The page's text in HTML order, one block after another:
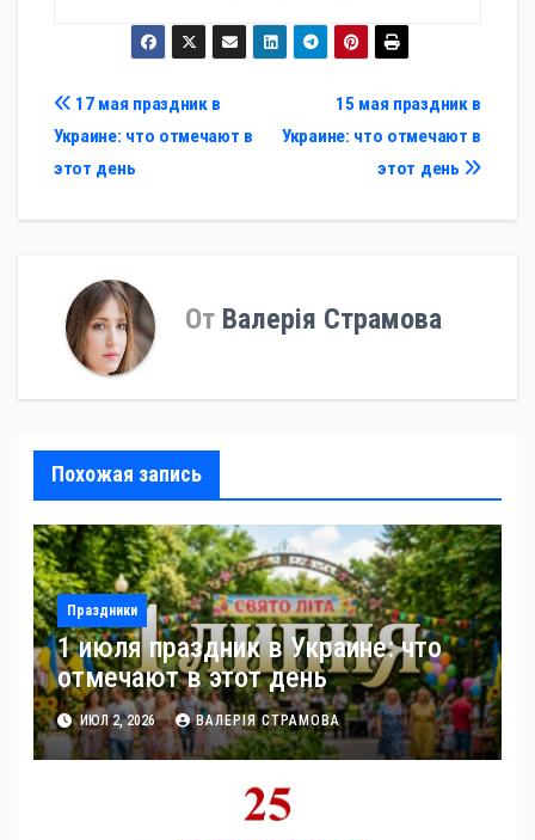
Навигация
по
записям
15 мая праздник в
Украине: что отмечают в
этот день
17 мая праздник в
Украине: что отмечают в
этот день
От Валерія Страмова
Похожая запись
Праздники
1 июля праздник в Украине: что
отмечают в этот день
ИЮЛ 2, 2026 ВАЛЕРІЯ СТРАМОВА